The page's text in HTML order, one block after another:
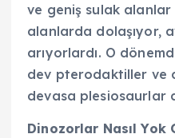
ve geniş sulak alanlar
alanlarda dolaşıyor,
arıyorlardı. O
dev pterodaktiller ve
devasa plesiosaurlar
Dinozorlar Nasıl Yok